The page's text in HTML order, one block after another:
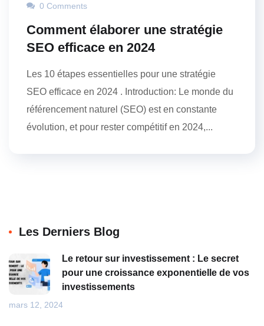
0 Comments
Comment élaborer une stratégie
SEO efficace en 2024
Les 10 étapes essentielles pour une stratégie
SEO efficace en 2024 . Introduction: Le monde du
référencement naturel (SEO) est en constante
évolution, et pour rester compétitif en 2024,...
Les Derniers Blog
Le retour sur investissement : Le secret
pour une croissance exponentielle de vos
investissements
mars 12, 2024